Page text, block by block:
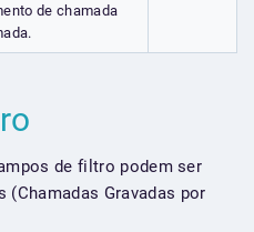
de chamada
de filtro podem ser
(Chamadas Gravadas por